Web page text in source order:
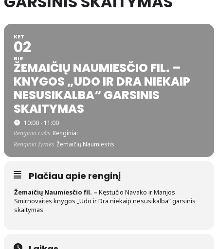
KET
02
BIR
ŽEMAIČIŲ NAUMIESČIO FIL. –
KNYGOS „UDO IR DRA NIEKAIP
NESUSIKALBA“ GARSINIS
SKAITYMAS
10:00 - 11:00
Renginio rūšis Renginiai
Renginio žymės Žemaičių Naumiestis
Plačiau apie renginį
Žemaičių Naumiesčio fil. – Kęstučio Navako ir Marijos
Smirnovaitės knygos „Udo ir Dra niekaip nesusikalba“ garsinis
skaitymas